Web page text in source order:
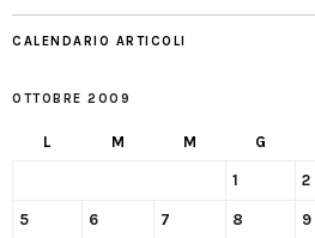
CALENDARIO ARTICOLI
OTTOBRE 2009
L M M G
1 2
5 6 7 8 9